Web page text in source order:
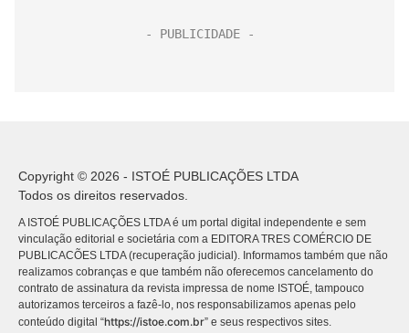
Copyright © 2026 - ISTOÉ PUBLICAÇÕES LTDA
Todos os direitos reservados.
A ISTOÉ PUBLICAÇÕES LTDA é um portal digital independente e sem
vinculação editorial e societária com a EDITORA TRES COMÉRCIO DE
PUBLICACÕES LTDA (recuperação judicial). Informamos também que não
realizamos cobranças e que também não oferecemos cancelamento do
contrato de assinatura da revista impressa de nome ISTOÉ, tampouco
autorizamos terceiros a fazê-lo, nos responsabilizamos apenas pelo
conteúdo digital “https://istoe.com.br” e seus respectivos sites.